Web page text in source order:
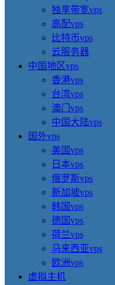
独享带宽vps
高配vps
比特币vps
云服务器
中国地区vps
香港vps
台湾vps
澳门vps
中国大陆vps
国外vps
美国vps
日本vps
俄罗斯vps
新加坡vps
韩国vps
德国vps
荷兰vps
马来西亚vps
欧洲vps
虚拟主机